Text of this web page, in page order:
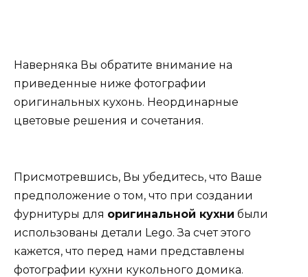
Наверняка Вы обратите внимание на
приведенные ниже фотографии
оригинальных кухонь. Неординарные
цветовые решения и сочетания.
Присмотревшись, Вы убедитесь, что Ваше
предположение о том, что при создании
фурнитуры для оригинальной кухни были
использованы детали Lego. За счет этого
кажется, что перед нами представлены
фотографии кухни кукольного домика.